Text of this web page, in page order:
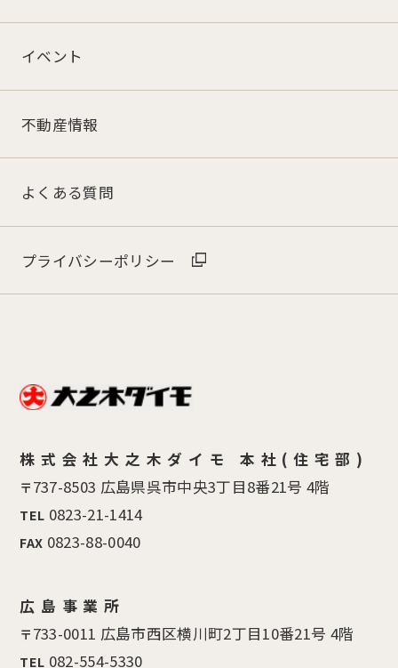
イベント
不動産情報
よくある質問
プライバシーポリシー
株式会社大之木ダイモ 本社(住宅部)
〒737-8503 広島県呉市中央3丁目8番21号 4階
TEL 0823-21-1414
FAX 0823-88-0040
広島事業所
〒733-0011 広島市西区横川町2丁目10番21号 4階
TEL 082-554-5330